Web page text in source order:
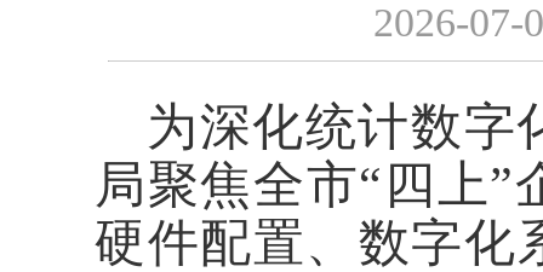
2026-07-
为深化统计数字
局聚焦全市“四上
硬件配置、数字化